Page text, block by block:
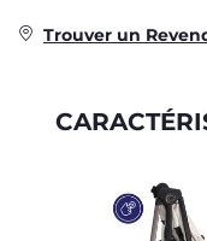
Trouver un